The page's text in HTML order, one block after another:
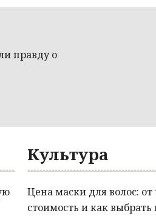
правду о
Культура
Цена маски для волос: от
стоимость и как